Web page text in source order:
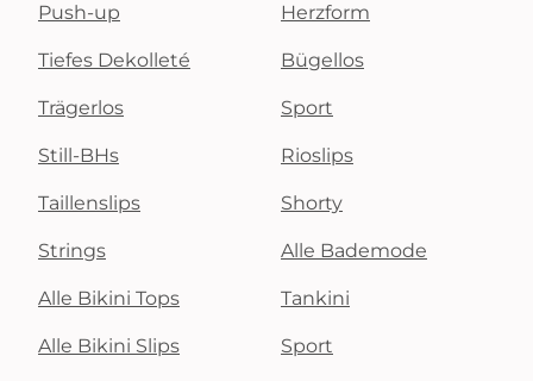
Push-up Herzform
Tiefes Dekolleté Bügellos
Trägerlos Sport
Still-BHs Rioslips
Taillenslips Shorty
Strings Alle Bademode
Alle Bikini Tops Tankini
Alle Bikini Slips Sport